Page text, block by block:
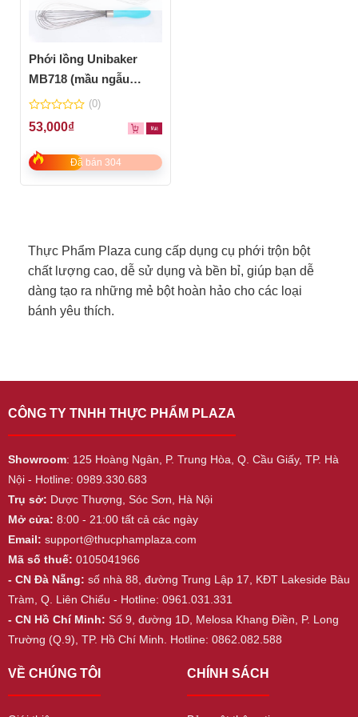
Phới lồng Unibaker
MB718 (mầu ngẫu
nhiên)
0
out
of
5
(0)
53,000₫
Đã bán 304
Thực Phẩm Plaza cung cấp dụng cụ phới trộn bột
chất lượng cao, dễ sử dụng và bền bỉ, giúp bạn dễ
dàng tạo ra những mẻ bột hoàn hảo cho các loại
bánh yêu thích.
CÔNG TY TNHH THỰC PHẨM PLAZA
Showroom: 125 Hoàng Ngân, P. Trung Hòa, Q. Cầu Giấy, TP. Hà
Nội - Hotline: 0989.330.683
Trụ sở: Dược Thượng, Sóc Sơn, Hà Nội
Mở cửa: 8:00 - 21:00 tất cả các ngày
Email: support@thucphamplaza.com
Mã số thuế: 0105041966
- CN Đà Nẵng: số nhà 88, đường Trung Lập 17, KĐT Lakeside Bàu
Tràm, Q. Liên Chiểu - Hotline: 0961.031.331
- CN Hồ Chí Minh: Số 9, đường 1D, Melosa Khang Điền, P. Long
Trường (Q.9), TP. Hồ Chí Minh. Hotline: 0862.082.588
VỀ CHÚNG TÔI CHÍNH SÁCH